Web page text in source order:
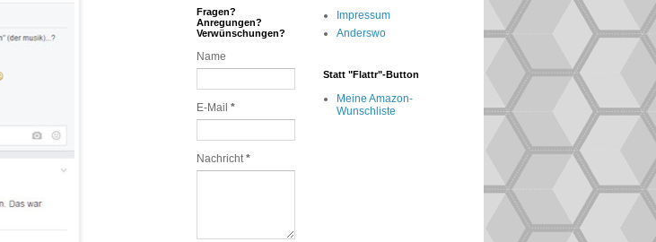
Fragen?
Anregungen?
Verwünschungen?
Name
E-Mail *
Nachricht*
Impressum
Anderswo
Statt "Flattr"-Button
Meine Amazon-
Wunschliste